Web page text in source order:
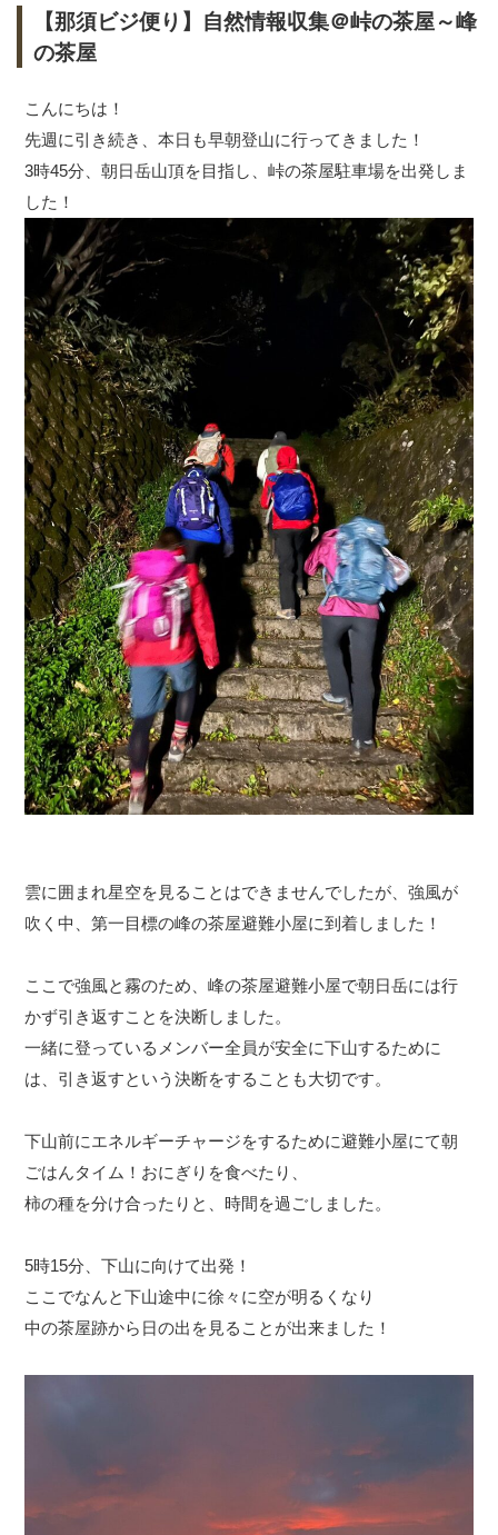
【那須ビジ便り】自然情報収集＠峠の茶屋～峰
の茶屋
こんにちは！
先週に引き続き、本日も早朝登山に行ってきました！
3時45分、朝日岳山頂を目指し、峠の茶屋駐車場を出発しま
した！
雲に囲まれ星空を見ることはできませんでしたが、強風が
吹く中、第一目標の峰の茶屋避難小屋に到着しました！
ここで強風と霧のため、峰の茶屋避難小屋で朝日岳には行
かず引き返すことを決断しました。
一緒に登っているメンバー全員が安全に下山するために
は、引き返すという決断をすることも大切です。
下山前にエネルギーチャージをするために避難小屋にて朝
ごはんタイム！おにぎりを食べたり、
柿の種を分け合ったりと、時間を過ごしました。
5時15分、下山に向けて出発！
ここでなんと下山途中に徐々に空が明るくなり
中の茶屋跡から日の出を見ることが出来ました！